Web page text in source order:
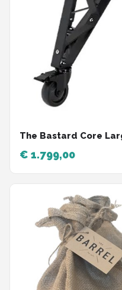
The Bastard Core
€ 1.799,00